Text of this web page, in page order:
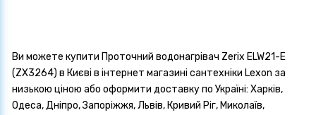
Ви можете купити Проточний водонагрівач Zerix ELW21-E
(ZX3264) в Києві в інтернет магазині сантехніки Lexon за
низькою ціною або оформити доставку по Україні: Харків,
Одеса, Дніпро, Запоріжжя, Львів, Кривий Ріг, Миколаїв,